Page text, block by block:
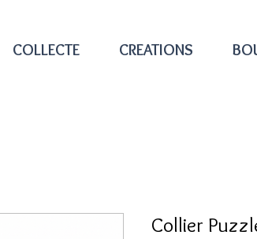
COLLECTE CREATIONS
Collier